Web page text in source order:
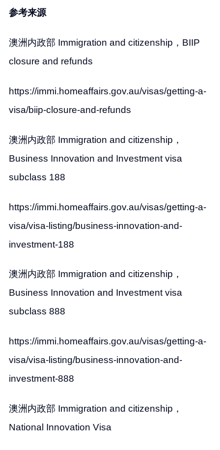
参考来源
澳洲内政部 Immigration and citizenship，BIIP
closure and refunds
https://immi.homeaffairs.gov.au/visas/getting-a-
visa/biip-closure-and-refunds
澳洲内政部 Immigration and citizenship，
Business Innovation and Investment visa
subclass 188
https://immi.homeaffairs.gov.au/visas/getting-a-
visa/visa-listing/business-innovation-and-
investment-188
澳洲内政部 Immigration and citizenship，
Business Innovation and Investment visa
subclass 888
https://immi.homeaffairs.gov.au/visas/getting-a-
visa/visa-listing/business-innovation-and-
investment-888
澳洲内政部 Immigration and citizenship，
National Innovation Visa